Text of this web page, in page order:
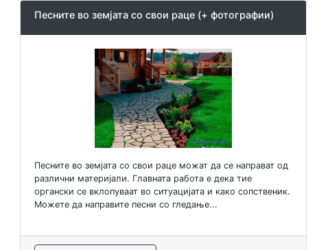
Песните во земјата со свои раце (+ фотографии)
Песните во земјата со свои раце можат да се направат од
различни материјали. Главната работа е дека тие
органски се вклопуваат во ситуацијата и како сопственик.
Можете да направите песни со гледање...